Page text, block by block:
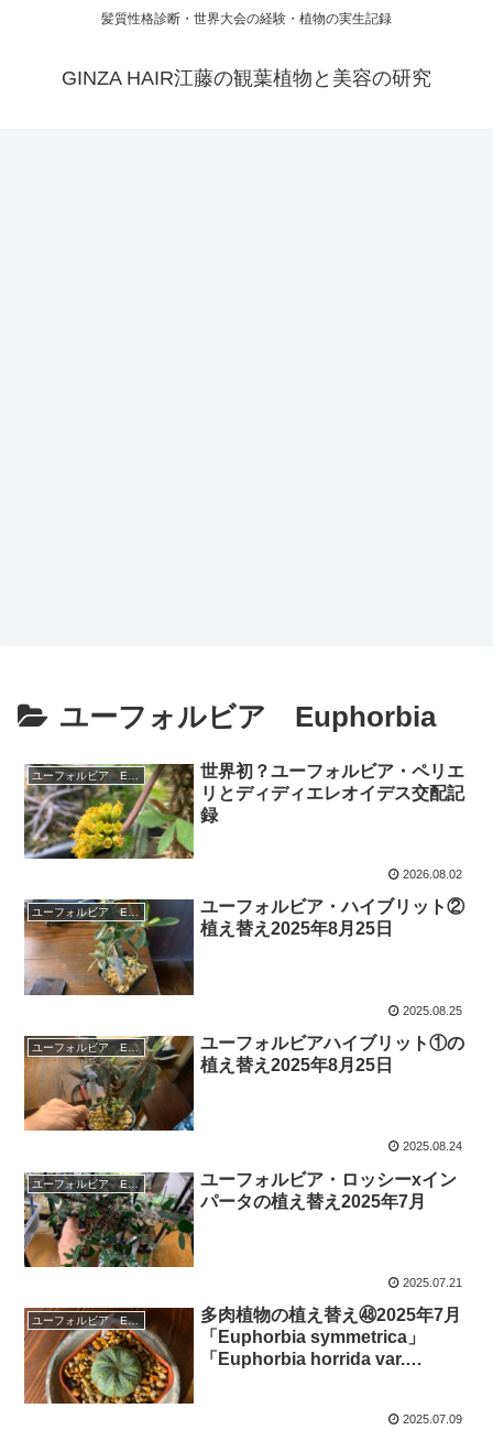
髪質性格診断・世界大会の経験・植物の実生記録
GINZA HAIR江藤の観葉植物と美容の研究
ユーフォルビア Euphorbia
世界初？ユーフォルビア・ペリエ
リとディディエレオイデス交配記
録
2026.08.02
ユーフォルビア Euphorbia
ユーフォルビア・ハイブリット②
植え替え2025年8月25日
2025.08.25
ユーフォルビア Euphorbia
ユーフォルビアハイブリット①の
植え替え2025年8月25日
2025.08.24
ユーフォルビア Euphorbia
ユーフォルビア・ロッシーxイン
パータの植え替え2025年7月
2025.07.21
ユーフォルビア Euphorbia
多肉植物の植え替え㊽2025年7月
「Euphorbia symmetrica」
「Euphorbia horrida var.
2025.07.09